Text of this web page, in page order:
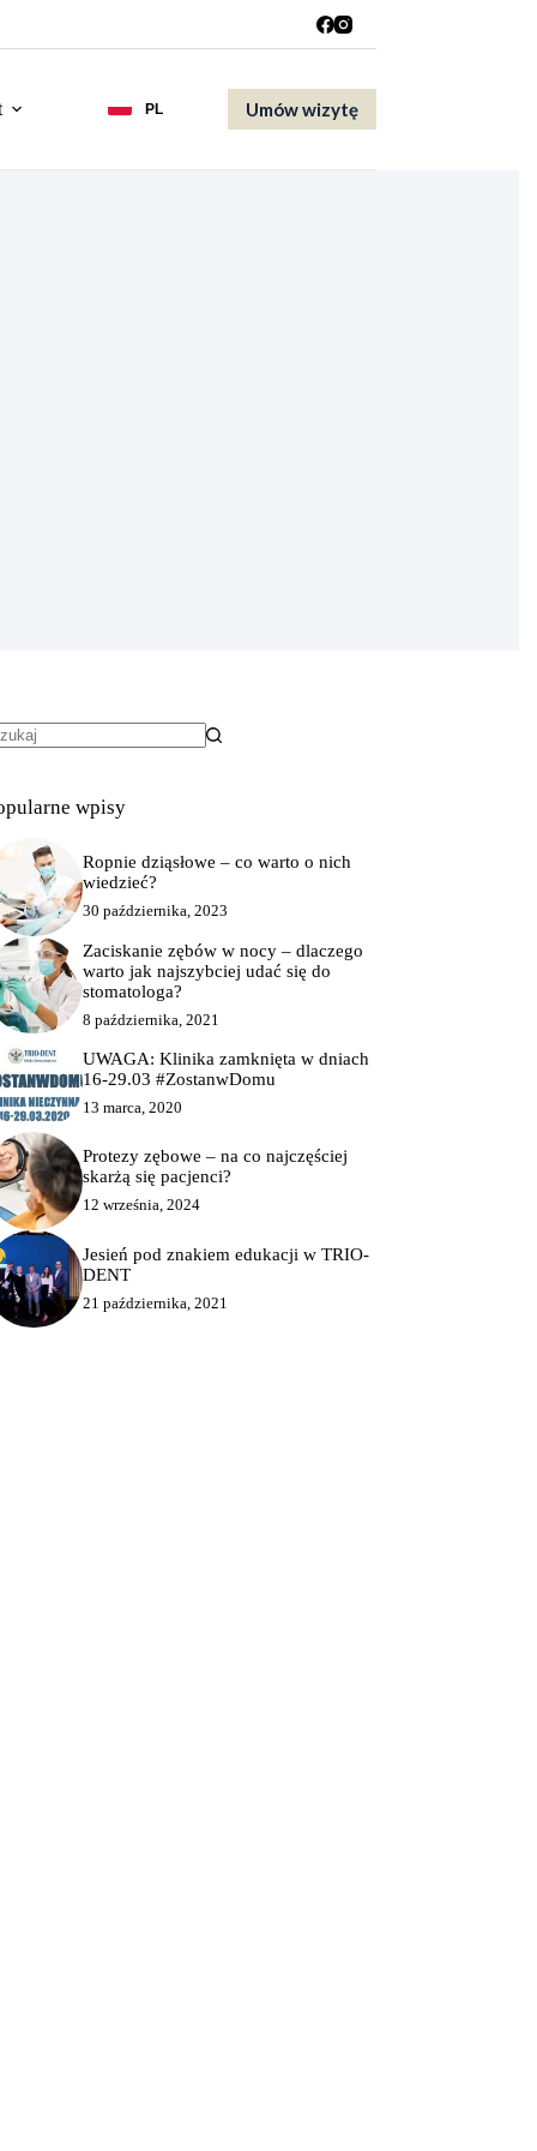
PL Umów wizytę
wpisy
Ropnie dziąsłowe – co warto o nich
wiedzieć?
30 października, 2023
Zaciskanie zębów w nocy – dlaczego
warto jak najszybciej udać się do
stomatologa?
8 października, 2021
UWAGA: Klinika zamknięta w dniach
16-29.03 #ZostanwDomu
13 marca, 2020
Protezy zębowe – na co najczęściej
skarżą się pacjenci?
12 września, 2024
Jesień pod znakiem edukacji w TRIO-
DENT
21 października, 2021